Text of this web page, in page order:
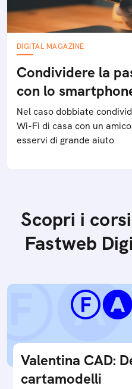
DIGITAL MAGAZINE
Condividere la
con lo
Nel caso dobbiate
Wi-Fi di casa con un
esservi di grande aiuto
Scopri i
Fastweb
Valentina CAD:
cartamodelli